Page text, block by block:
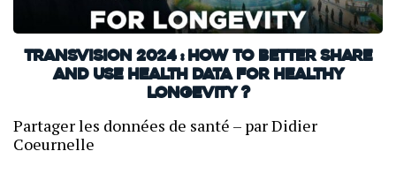
TransVision 2024 : How to Better Share
and Use Health Data for Healthy
Longevity ?
Partager les données de santé – par Didier
Coeurnelle